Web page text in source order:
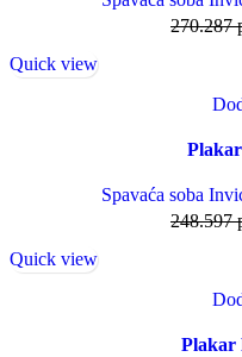
270.287
Quick view
Spavaća soba
248.597
Quick view
Plakar